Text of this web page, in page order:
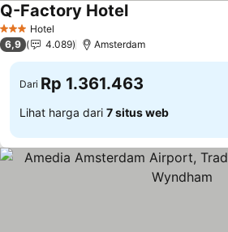
3 BintangHotel
Q-Factory Hotel
6,9 4.089 Amsterdam
Dari Rp 1.361.463
Lihat harga dari 7 situs web